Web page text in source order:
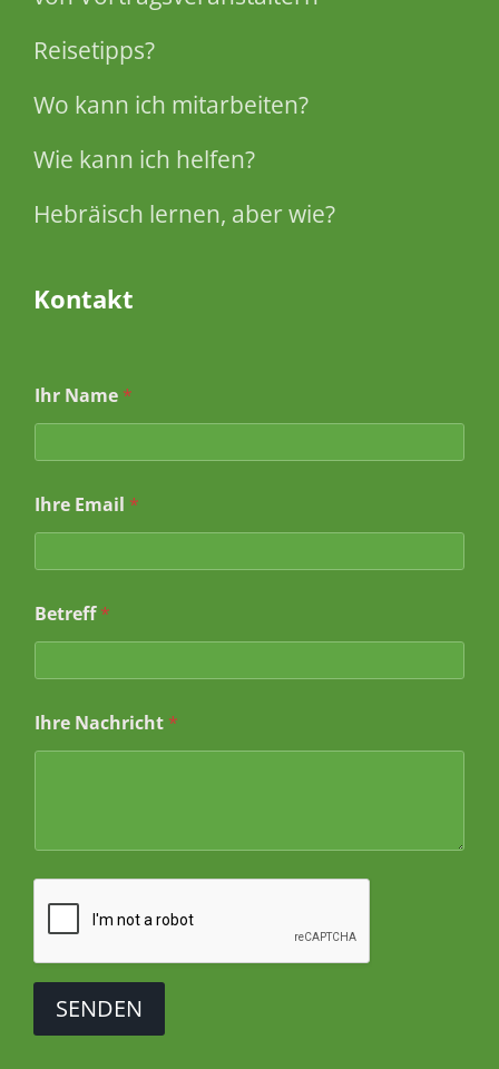
Reisetipps?
Wo kann ich mitarbeiten?
Wie kann ich helfen?
Hebräisch lernen, aber wie?
Kontakt
Ihr Name *
Ihre Email *
*
*
Betreff*
Ihre Nachricht *
SENDEN